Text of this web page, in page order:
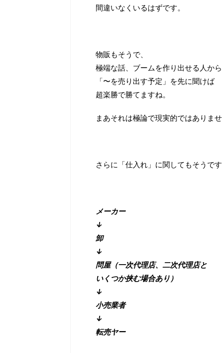
間違いなくいるはずです。
物販もそうで、
極端な話、ブームを作り出せる人か
「〜を売り出す予定」を先に聞けば
超楽勝で勝てますね。
まあそれは極論で現実的ではありま
さらに「仕入れ」に関してもそうで
メーカー
↓
卸
↓
問屋（一次代理店、二次代理店と
いくつか挟む場合あり）
↓
小売業者
↓
転売ヤー